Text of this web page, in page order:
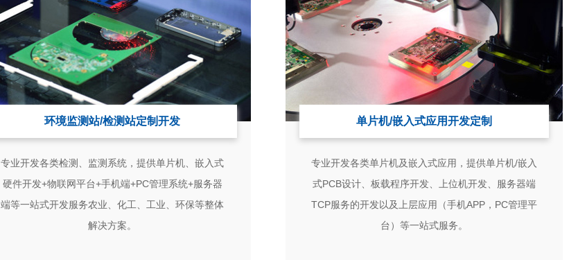
环境监测站/检测站定制开发
专业开发各类检测、监测系统，提供单片机、嵌入式
硬件开发+物联网平台+手机端+PC管理系统+服务器
端等一站式开发服务农业、化工、工业、环保等整体
解决方案。
单片机/嵌入式应用开发定制
专业开发各类单片机及嵌入式应用，提供单片机/嵌入
式PCB设计、板载程序开发、上位机开发、服务器端
TCP服务的开发以及上层应用（手机APP，PC管理平
台）等一站式服务。